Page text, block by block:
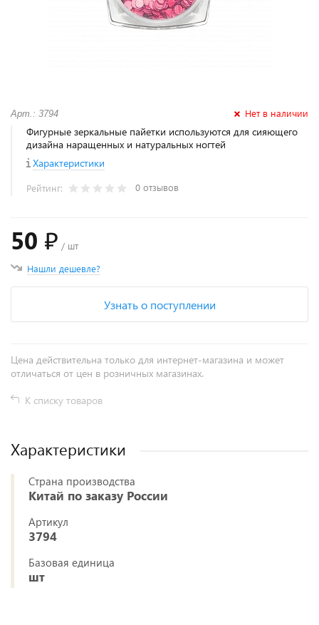
Арт.: 3794 Нет в наличии
Фигурные зеркальные пайетки используются для сияющего
дизайна наращенных и натуральных ногтей
Характеристики
Рейтинг: 0 отзывов
50 ₽ / шт
Нашли дешевле?
Узнать о поступлении
Цена действительна только для интернет-магазина и может
отличаться от цен в розничных магазинах.
К списку товаров
Характеристики
Страна производства
Китай по заказу России
Артикул
3794
Базовая единица
шт